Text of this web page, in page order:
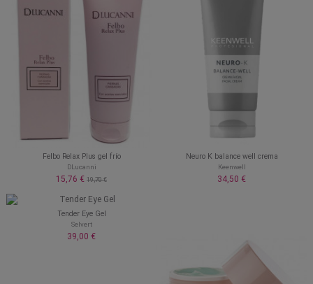
Felbo Relax Plus gel frío
DLucanni
15,76 € 19,70 €
Neuro K balance well crema
Keenwell
34,50 €
Tender Eye Gel
Selvert
39,00 €